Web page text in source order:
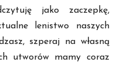
jako zaczepkę,
lenistwo naszych
szperaj na własną
utworów mamy coraz